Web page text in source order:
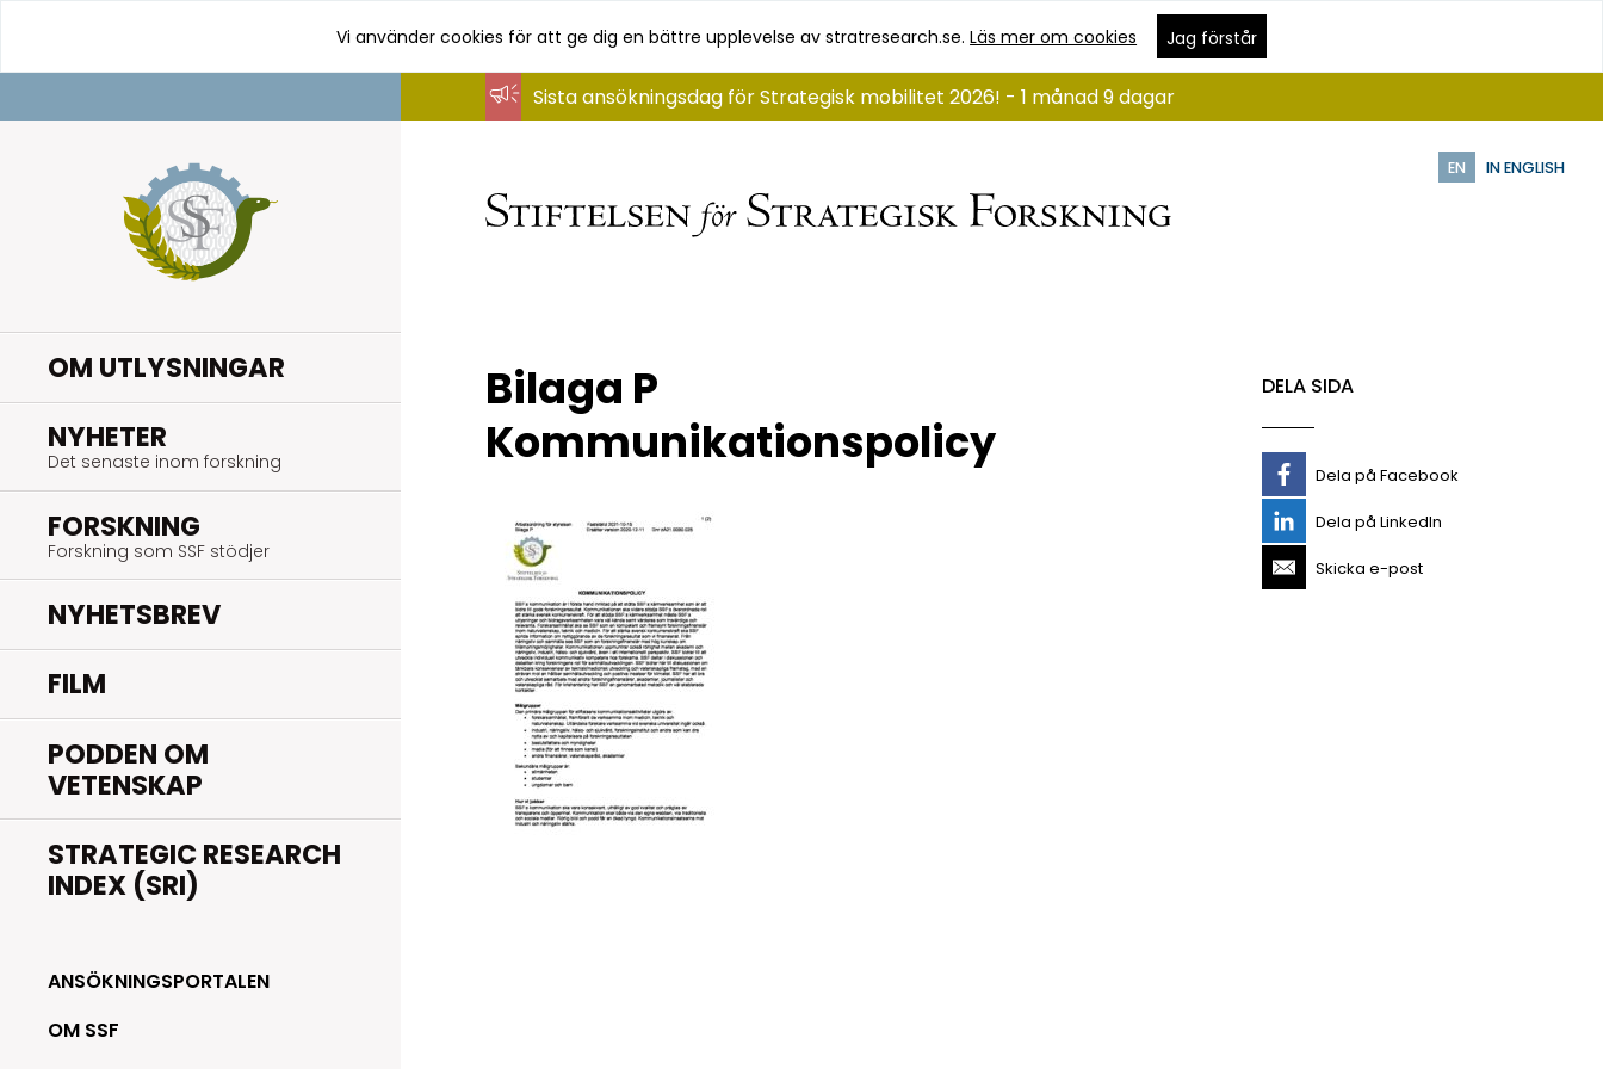
innehåll
Vi använder cookies för att ge dig en bättre upplevelse av stratresearch.se.Läs mer om cookies Jag förstår
EN IN ENGLISH
OM UTLYSNINGAR
NYHETER
Det senaste inom forskning
FORSKNING
Forskning som SSF stödjer
NYHETSBREV
FILM
PODDEN OM
VETENSKAP
STRATEGIC RESEARCH
INDEX (SRI)
ANSÖKNINGSPORTALEN
OM SSF
Sista ansökningsdag för Strategisk mobilitet 2026! - 1 månad 9 dagar
Bilaga P
Kommunikationspolicy
DELA SIDA
Dela på Facebook
Dela på LinkedIn
Skicka e-post